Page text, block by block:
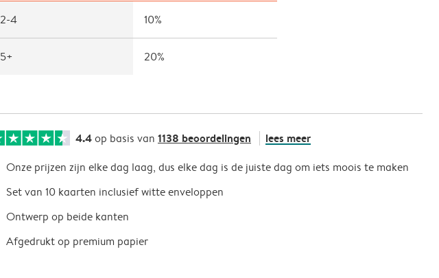
2-4 10%
5+ 20%
4.4op basis van 1138 beoordelingen lees meer
Onze prijzen zijn elke dag laag, dus elke dag is de juiste dag om iets moois te maken
Set van 10 kaarten inclusief witte enveloppen
Ontwerp op beide kanten
Afgedrukt op premium papier